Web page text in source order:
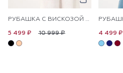
РУБАШКА С ВИСКОЗОЙ СВОБОДНАЯ
10 999 ₽
5 499 ₽ 4 499 ₽